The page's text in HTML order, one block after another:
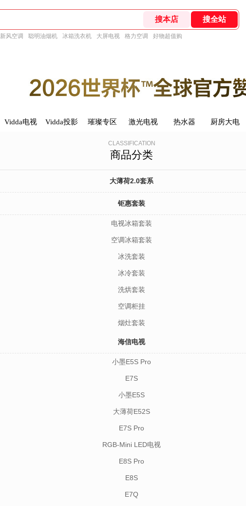
新风空调 聪明油烟机 冰箱洗衣机 大屏电视 格力空调 好物超值购
Vidda电视 激光电视
璀璨专区
Vidda投影 厨房大电
热水器
Vidda电视 激光电视
璀璨专区
Vidda投影 厨房大电
热水器
CLASSIFICATION
商品分类
大薄荷2.0套系
钜惠套装
电视冰箱套装
空调冰箱套装
冰洗套装
冰冷套装
洗烘套装
空调柜挂
烟灶套装
海信电视
小墨E5S Pro
E7S
小墨E5S
大薄荷E52S
E7S Pro
RGB-Mini LED电视
E8S Pro
E8S
E7Q